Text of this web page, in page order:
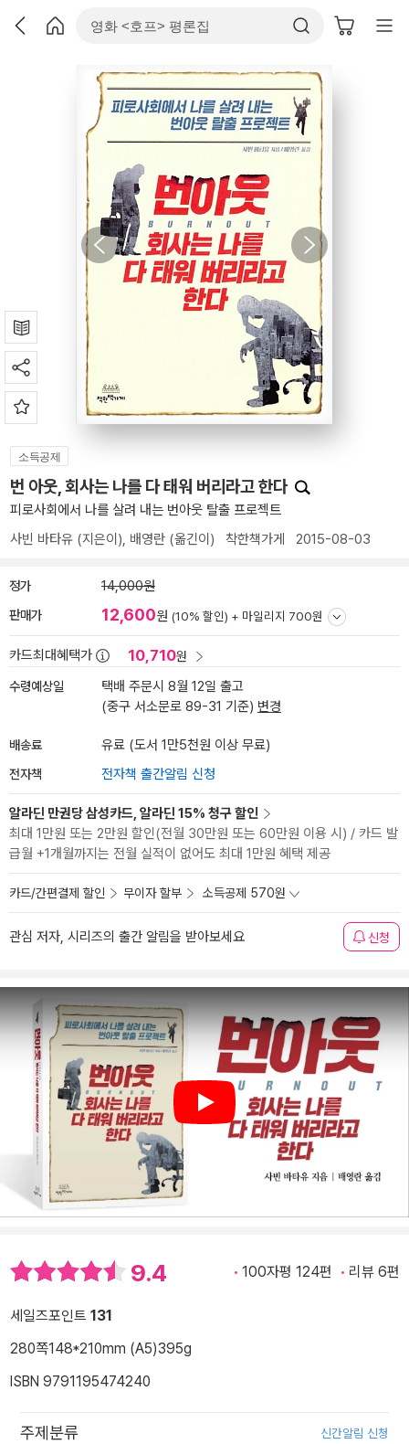
소득공제
번 아웃, 회사는 나를 다 태워 버리라고 한다
피로사회에서 나를 살려 내는 번아웃 탈출 프로젝트
사빈 바타유 (지은이), 배영란 (옮긴이) 착한책가게 2015-08-03
정가 14,000원
판매가 12,600원 (10% 할인) + 마일리지 700원
카드최대혜택가 10,710원
수령예상일
택배 주문시 8월 12일 출고
(중구 서소문로 89-31 기준) 변경
배송료 유료 (도서 1만5천원 이상 무료)
전자책 전자책 출간알림 신청
알라딘 만권당 삼성카드, 알라딘 15% 청구 할인
최대 1만원 또는 2만원 할인(전월 30만원 또는 60만원 이용 시) / 카드 발
급월 +1개월까지는 전월 실적이 없어도 최대 1만원 혜택 제공
카드/간편결제 할인 무이자 할부 소득공제 570원
관심 저자, 시리즈의 출간 알림을 받아보세요 신청
Play
9.4 100자평 124편 리뷰 6편
세일즈포인트 131
280쪽148*210mm (A5)395g
ISBN 9791195474240
주제분류 신간알림 신청